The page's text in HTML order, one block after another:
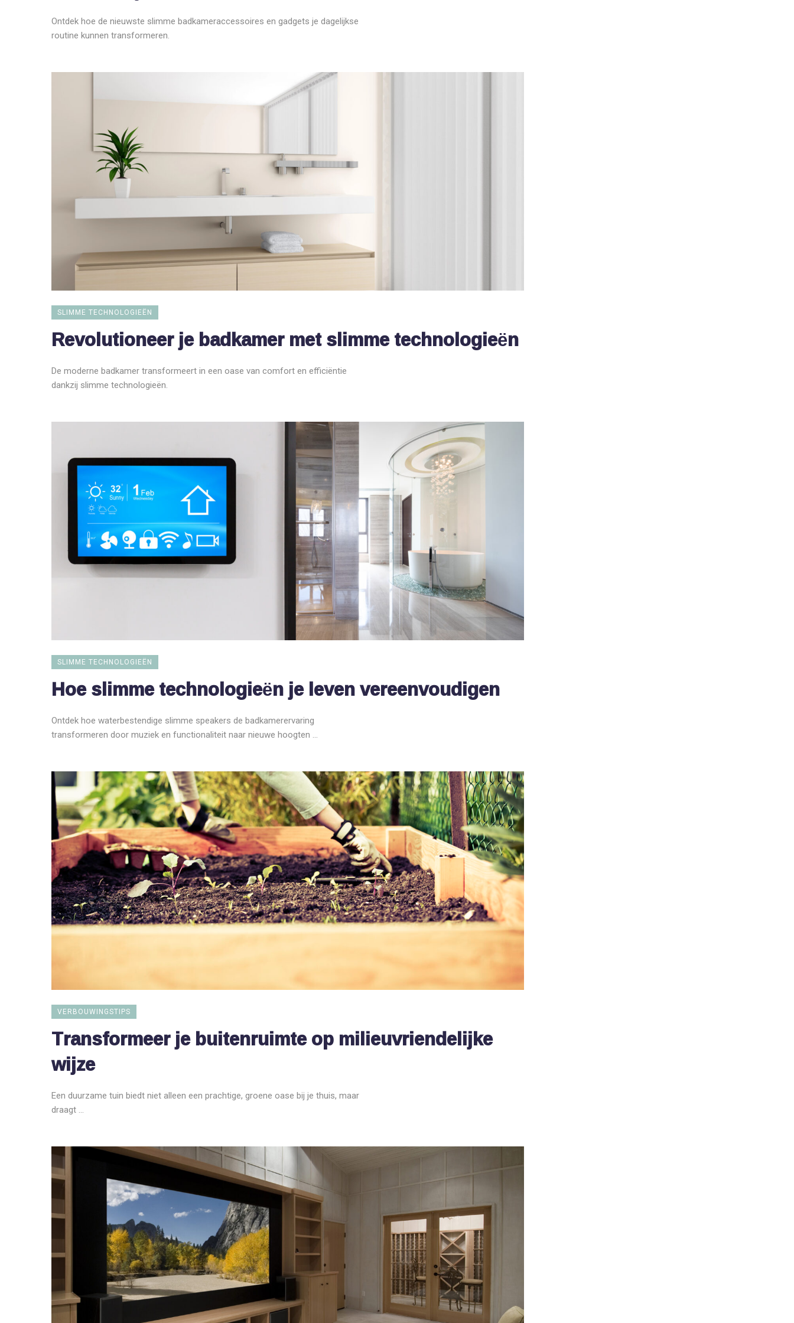
Ontdek hoe de nieuwste slimme badkameraccessoires en gadgets je dagelijkse
routine kunnen transformeren.
SLIMME TECHNOLOGIEËN
Revolutioneer je badkamer met slimme technologieën
De moderne badkamer transformeert in een oase van comfort en efficiëntie
dankzij slimme technologieën.
SLIMME TECHNOLOGIEËN
Hoe slimme technologieën je leven vereenvoudigen
Ontdek hoe waterbestendige slimme speakers de badkamerervaring
transformeren door muziek en functionaliteit naar nieuwe hoogten ...
VERBOUWINGSTIPS
Transformeer je buitenruimte op milieuvriendelijke
wijze
Een duurzame tuin biedt niet alleen een prachtige, groene oase bij je thuis, maar
draagt ...